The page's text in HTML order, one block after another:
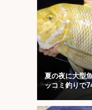
夏の夜に大型
ッコミ釣りで